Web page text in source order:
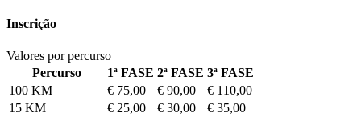
Inscrição
Valores por percurso
Percurso
1ª FASE 2ª FASE 3ª FASE
100 KM
€ 75,00 € 90,00
€ 110,00
15 KM
€ 25,00 € 30,00
€ 35,00